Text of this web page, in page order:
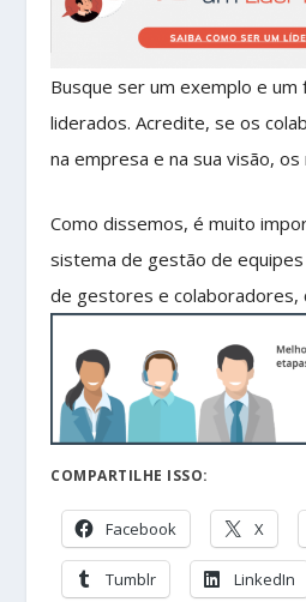
Busque ser um exemplo e um
liderados. Acredite, se os
na empresa e na sua visão,
Como dissemos, é muito
sistema de gestão de
de gestores e
COMPARTILHE ISSO:
Facebook X
Tumblr LinkedIn